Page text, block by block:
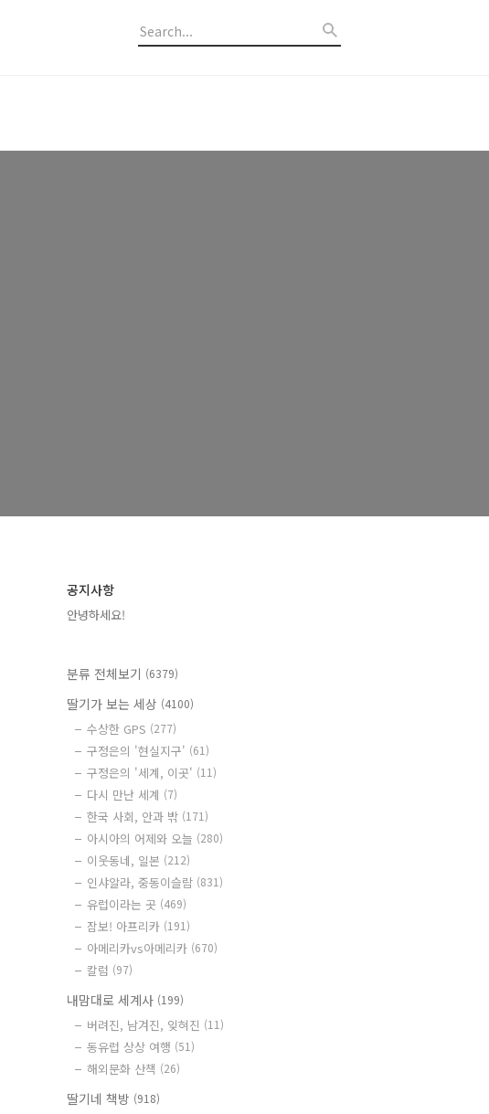
공지사항
안녕하세요!
분류 전체보기 (6379)
딸기가 보는 세상 (4100)
수상한 GPS (277)
구정은의 '현실지구' (61)
구정은의 '세계, 이곳' (11)
다시 만난 세계 (7)
한국 사회, 안과 밖 (171)
아시아의 어제와 오늘 (280)
이웃동네, 일본 (212)
인샤알라, 중동이슬람 (831)
유럽이라는 곳 (469)
잠보! 아프리카 (191)
아메리카vs아메리카 (670)
칼럼 (97)
내맘대로 세계사 (199)
버려진, 남겨진, 잊혀진 (11)
동유럽 상상 여행 (51)
해외문화 산책 (26)
딸기네 책방 (918)